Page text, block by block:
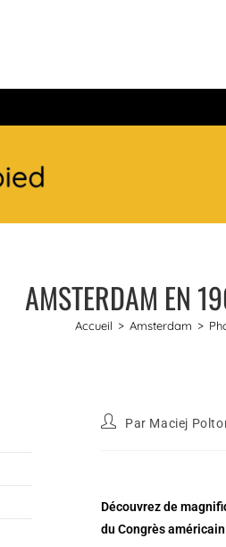
AMSTERDAM EN
Accueil > Amsterdam >
Par Maciej
Découvrez de
du Congrès